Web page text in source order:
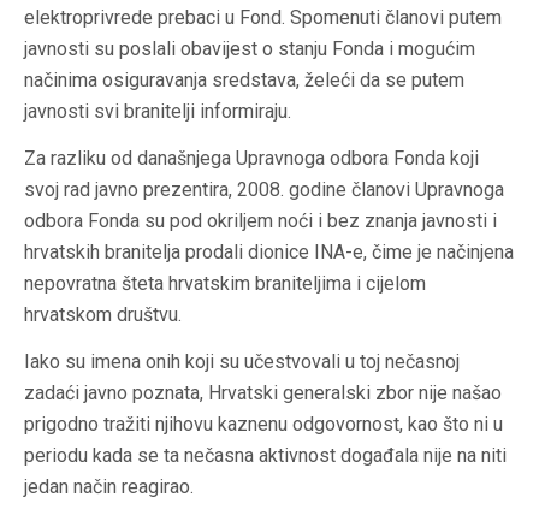
elektroprivrede prebaci u Fond. Spomenuti članovi putem
javnosti su poslali obavijest o stanju Fonda i mogućim
načinima osiguravanja sredstava, želeći da se putem
javnosti svi branitelji informiraju.
Za razliku od današnjega Upravnoga odbora Fonda koji
svoj rad javno prezentira, 2008. godine članovi Upravnoga
odbora Fonda su pod okriljem noći i bez znanja javnosti i
hrvatskih branitelja prodali dionice INA-e, čime je načinjena
nepovratna šteta hrvatskim braniteljima i cijelom
hrvatskom društvu.
Iako su imena onih koji su učestvovali u toj nečasnoj
zadaći javno poznata, Hrvatski generalski zbor nije našao
prigodno tražiti njihovu kaznenu odgovornost, kao što ni u
periodu kada se ta nečasna aktivnost događala nije na niti
jedan način reagirao.